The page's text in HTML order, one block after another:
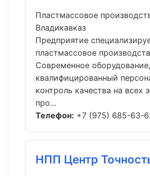
Пластмассовое
Владикавказ
Предприятие
пластмассовое
Современное оборудование,
квалифицированный
контроль качества на всех
про...
Телефон: +7 (975) 685-63-
НПП Центр